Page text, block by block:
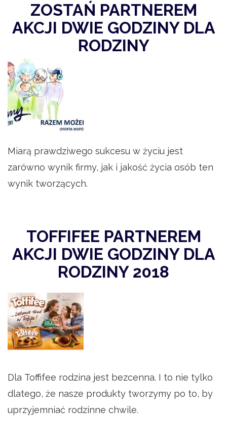
ZOSTAŃ PARTNEREM
AKCJI DWIE GODZINY DLA
RODZINY
Miarą prawdziwego sukcesu w życiu jest
zarówno wynik firmy, jak i jakość życia osób ten
wynik tworzących.
TOFFIFEE PARTNEREM
AKCJI DWIE GODZINY DLA
RODZINY 2018
Dla Toffifee rodzina jest bezcenna. I to nie tylko
dlatego, że nasze produkty tworzymy po to, by
uprzyjemniać rodzinne chwile.